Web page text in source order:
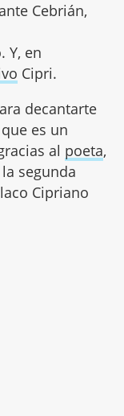
Cebrián,
Y, en
Cipri.
decantarte
es un
al poeta,
segunda
Cipriano